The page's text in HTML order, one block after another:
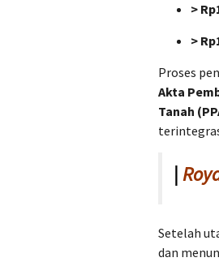
>
>
Proses
Akta
Tanah
|
Setelah
dan